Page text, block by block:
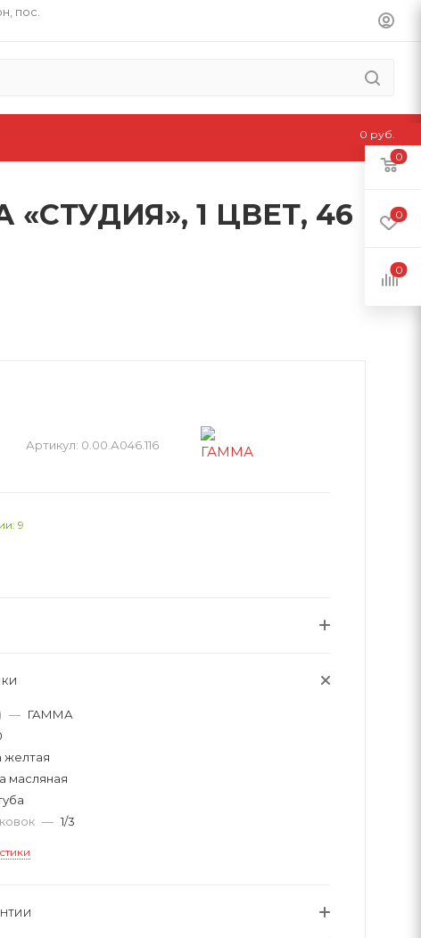
пос.
1 ЦВЕТ, 46
Артикул: 0.00.А046.116
9
— ГАММА
желтая
масляная
— 1/3
0
0
0
0 руб.